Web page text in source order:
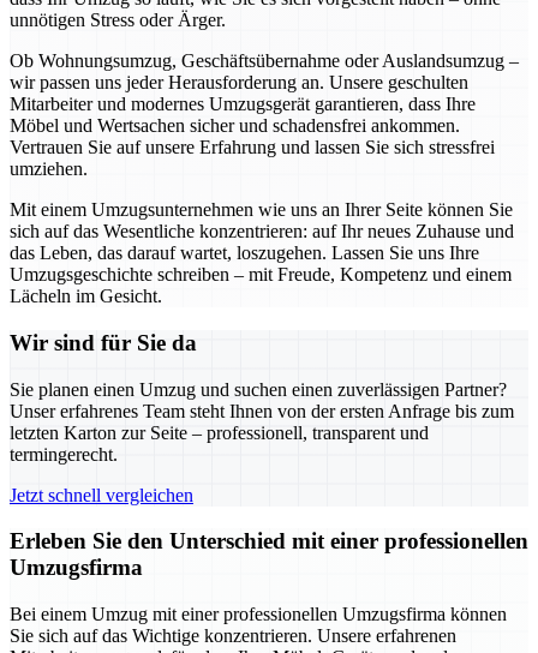
unnötigen Stress oder Ärger.
Ob Wohnungsumzug, Geschäftsübernahme oder Auslandsumzug –
wir passen uns jeder Herausforderung an. Unsere geschulten
Mitarbeiter und modernes Umzugsgerät garantieren, dass Ihre
Möbel und Wertsachen sicher und schadensfrei ankommen.
Vertrauen Sie auf unsere Erfahrung und lassen Sie sich stressfrei
umziehen.
Mit einem Umzugsunternehmen wie uns an Ihrer Seite können Sie
sich auf das Wesentliche konzentrieren: auf Ihr neues Zuhause und
das Leben, das darauf wartet, loszugehen. Lassen Sie uns Ihre
Umzugsgeschichte schreiben – mit Freude, Kompetenz und einem
Lächeln im Gesicht.
Wir sind für Sie da
Sie planen einen Umzug und suchen einen zuverlässigen Partner?
Unser erfahrenes Team steht Ihnen von der ersten Anfrage bis zum
letzten Karton zur Seite – professionell, transparent und
termingerecht.
Jetzt schnell vergleichen
Erleben Sie den Unterschied mit einer professionellen
Umzugsfirma
Bei einem Umzug mit einer professionellen Umzugsfirma können
Sie sich auf das Wichtige konzentrieren. Unsere erfahrenen